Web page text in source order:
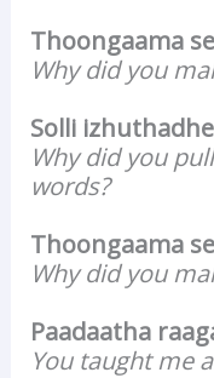
Thoongaama
Why did you
Solli
Why did you
words?
Thoongaama
Why did you
Paadaatha
You taught me